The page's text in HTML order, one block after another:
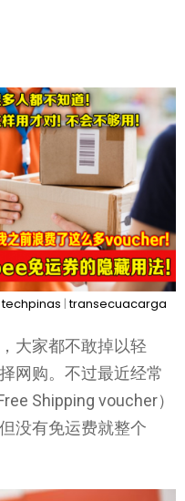
techpinas |transecuacarga
大家都不敢掉以轻
网购。不过最近经常
Shipping voucher）
没有免运费就整个